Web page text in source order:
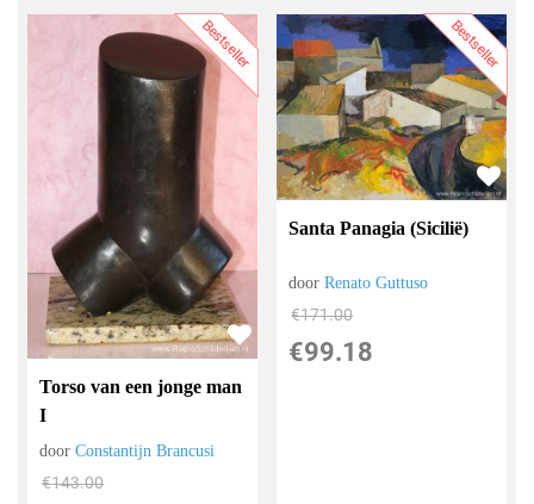
Bestseller
Torso van een jonge man
I
doorConstantijn Brancusi
€143.00
Bestseller
Santa Panagia (Sicilië)
doorRenato Guttuso
€171.00
€99.18